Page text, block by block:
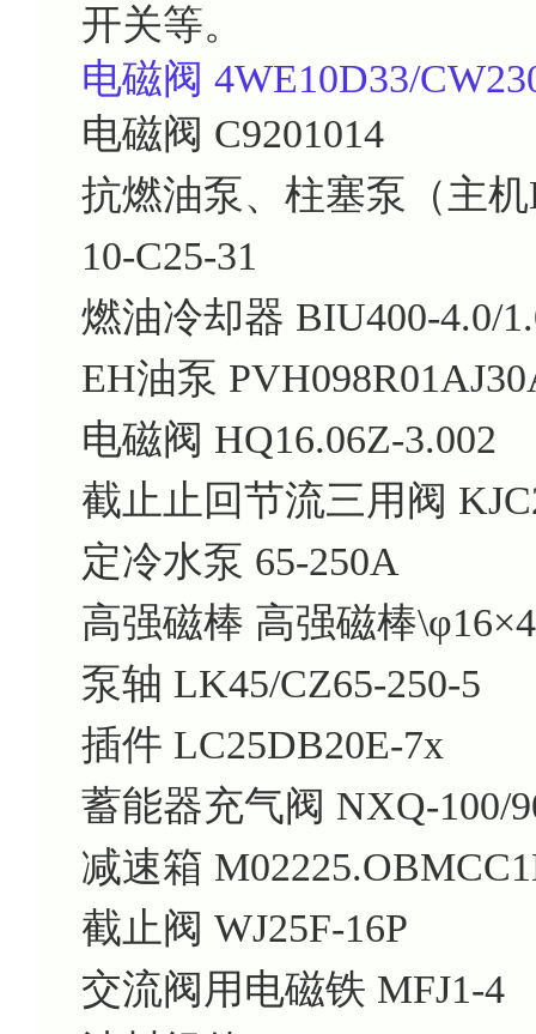
开关等。
电磁阀 4WE10D33/
电磁阀 C9201014
抗燃油泵、柱塞泵（主
10-C25-31
燃油冷却器 BIU400-4.0/
EH油泵
电磁阀 HQ16.06Z-3.002
截止止回节流三用阀
定冷水泵 65-250A
高强磁棒 高强磁棒
泵轴 LK45/CZ65-250-5
插件 LC25DB20E-7x
蓄能器充气阀 NXQ-100/
减速箱
截止阀 WJ25F-16P
交流阀用电磁铁 MFJ1-4